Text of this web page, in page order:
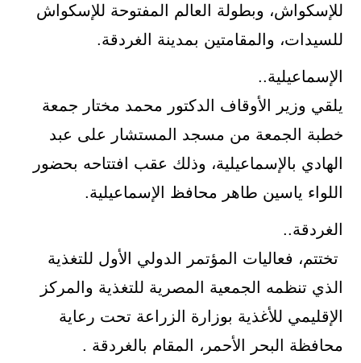
للإسكواش، وبطولة العالم المفتوحة للإسكواش
للسيدات، والمقامتين بمدينة الغردقة.
الإسماعيلية..
يلقي وزير الأوقاف الدكتور محمد مختار جمعة
خطبة الجمعة من مسجد المستشار على عبد
الهادي بالإسماعيلية، وذلك عقب افتتاحه بحضور
اللواء ياسين طاهر محافظ الإسماعيلية.
الغردقة..
تختتم، فعاليات المؤتمر الدولي الأول للتغذية
الذي تنظمه الجمعية المصرية للتغذية والمركز
الإقليمي للأغذية بوزارة الزراعة تحت رعاية
محافظة البحر الأحمر، المقام بالغردقة .